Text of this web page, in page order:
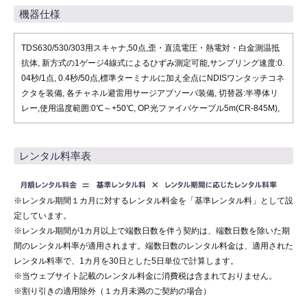
機器仕様
TDS630/530/303用スキャナ,50点,歪・直流電圧・熱電対・白金測温抵
抗体, 新方式の1ゲージ4線式によるひずみ測定可能,サンプリング速度:0.
04秒/1点, 0.4秒/50点,標準ターミナルに加え全点にNDISワンタッチコネ
クタを装備, 各チャネル避雷用サージアブソーバ装備, 切替器:半導体リ
レー,使用温度範囲:0℃～+50℃, OP.光ファイバケーブル5m(CR-845M),
レンタル料率表
※レンタル期間１カ月に対するレンタル料金を「基準レンタル料」として設
定しています。
※レンタル期間が1カ月以上で端数日数を伴う契約は、端数日数を除いた期
間のレンタル料率が適用されます。端数日数のレンタル料金は、適用された
レンタル料率で、1カ月を30日とした5日単位で計算します。
※当ウェブサイト記載のレンタル料金に消費税は含まれておりません。
※割り引きの適用除外（１カ月未満のご契約の場合）